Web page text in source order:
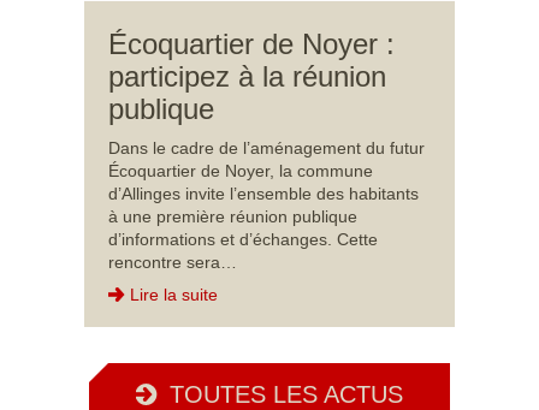
Écoquartier de Noyer :
participez à la réunion
publique
Dans le cadre de l’aménagement du futur
Écoquartier de Noyer, la commune
d’Allinges invite l’ensemble des habitants
à une première réunion publique
d’informations et d’échanges. Cette
rencontre sera…
Lire la suite
TOUTES LES ACTUS